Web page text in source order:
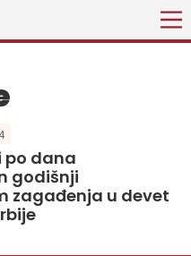
po dana
godišnji
zagađenja u devet